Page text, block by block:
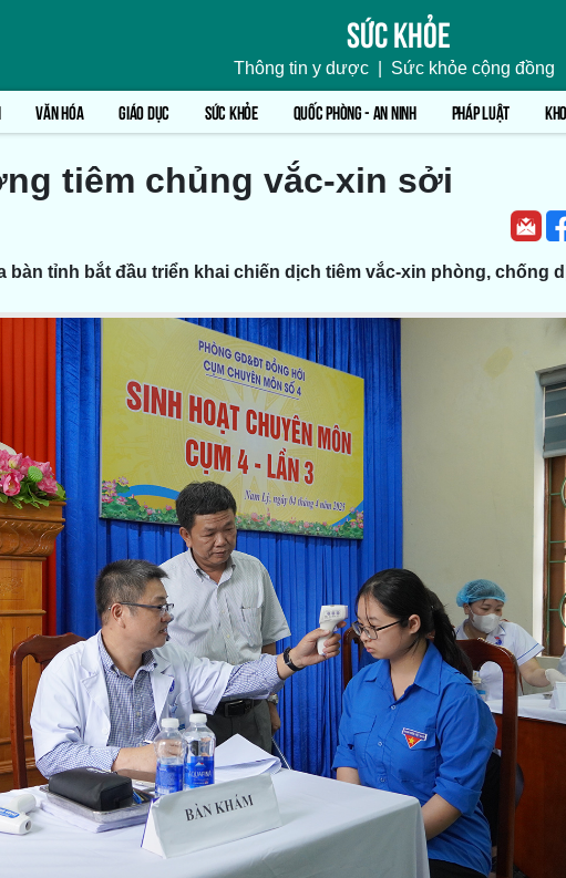
Sức khỏe
Thông tin y dược Sức khỏe cộng đồng
VĂN HÓA GIÁO DỤC SỨC KHỎE QUỐC PHÒNG - AN NINH PHÁP LUẬT
tiêm chủng vắc-xin sởi
bàn tỉnh bắt đầu triển khai chiến dịch tiêm vắc-xin phòng, chống